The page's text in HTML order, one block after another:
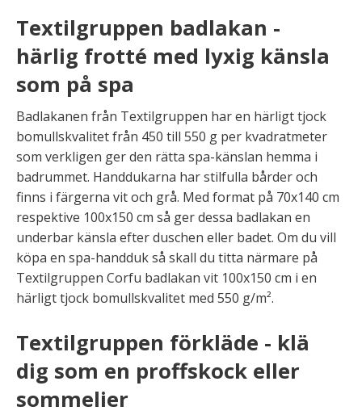
Textilgruppen badlakan -
härlig frotté med lyxig känsla
som på spa
Badlakanen från Textilgruppen har en härligt tjock
bomullskvalitet från 450 till 550 g per kvadratmeter
som verkligen ger den rätta spa-känslan hemma i
badrummet. Handdukarna har stilfulla bårder och
finns i färgerna vit och grå. Med format på 70x140 cm
respektive 100x150 cm så ger dessa badlakan en
underbar känsla efter duschen eller badet. Om du vill
köpa en spa-handduk så skall du titta närmare på
Textilgruppen Corfu badlakan vit 100x150 cm i en
härligt tjock bomullskvalitet med 550 g/m².
Textilgruppen förkläde - klä
dig som en proffskock eller
sommelier